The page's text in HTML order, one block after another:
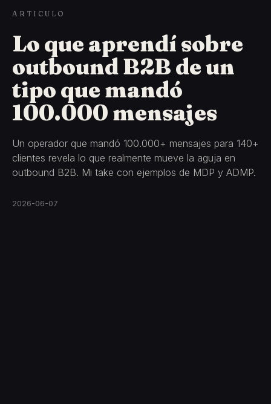
ARTICULO
Lo que aprendí sobre
outbound B2B de un
tipo que mandó
100.000 mensajes
Un operador que mandó 100.000+ mensajes para 140+
clientes revela lo que realmente mueve la aguja en
outbound B2B. Mi take con ejemplos de MDP y ADMP.
2026-06-07